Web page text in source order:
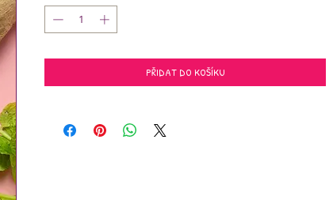
PŘIDAT DO KOŠÍKU